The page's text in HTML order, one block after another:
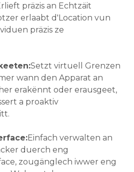
präzis an Echtzäit
erlaabt d'Location vun
präzis ze
Setzt virtuell Grenzen
wann den Apparat an
erakënnt oder erausgeet,
a proaktiv
Einfach verwalten an
duerch eng
zougänglech iwwer eng